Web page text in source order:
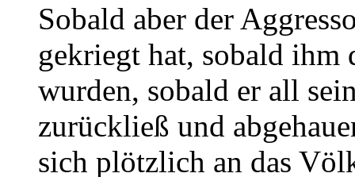
Sobald aber der
gekriegt hat, sobald ihm
wurden, sobald er all
zurückließ und
sich plötzlich an das